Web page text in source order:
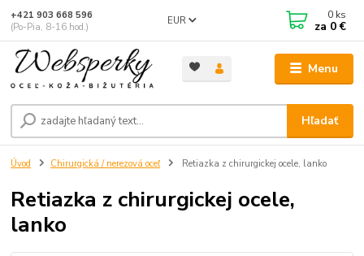
Menu
EUR
Hľadať
+421 903 668 596
(Po-Pia, 8-16 hod.)
0 ks
za 0 €
Úvod Chirurgická / nerezová oceľ Retiazka z chirurgickej ocele, lanko
Retiazka z chirurgickej ocele,
lanko